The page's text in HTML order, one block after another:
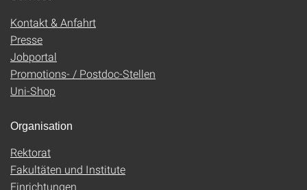
Kontakt & Anfahrt
Presse
Jobportal
Promotions- / Postdoc-Stellen
Uni-Shop
Organisation
Rektorat
Fakultäten und Institute
Einrichtungen